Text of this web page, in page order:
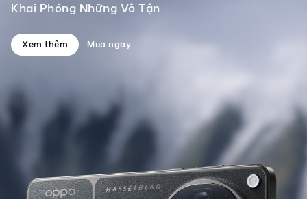
Khai Phóng Những Vô Tận
Xem thêm Mua ngay